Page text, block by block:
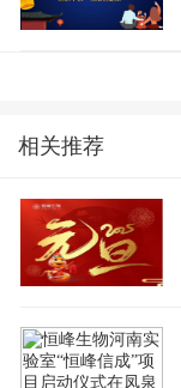
相关推荐